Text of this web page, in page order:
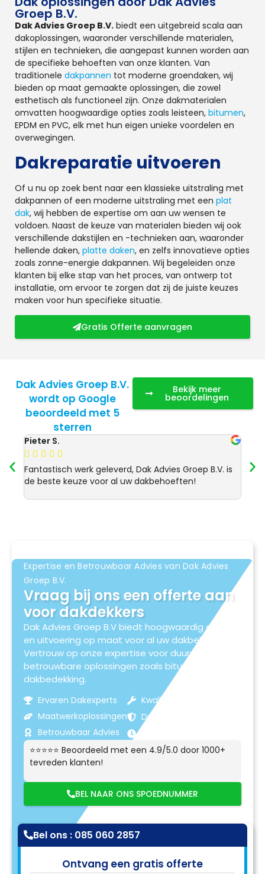
Groep B.V.
Dak Advies Groep B.V. biedt een uitgebreid scala aan
dakoplossingen, waaronder verschillende materialen,
stijlen en technieken, die aangepast kunnen worden aan
de specifieke behoeften van onze klanten. Van
traditionele dakpannen tot moderne groendaken, wij
bieden op maat gemaakte oplossingen, die zowel
esthetisch als functioneel zijn. Onze dakmaterialen
omvatten hoogwaardige opties zoals leisteen, bitumen,
EPDM en PVC, elk met hun eigen unieke voordelen en
overwegingen.
Dakreparatie uitvoeren
Of u nu op zoek bent naar een klassieke uitstraling met
dakpannen of een moderne uitstraling met een plat
dak, wij hebben de expertise om aan uw wensen te
voldoen. Naast de keuze van materialen bieden wij ook
verschillende dakstijlen en -technieken aan, waaronder
hellende daken, platte daken, en zelfs innovatieve opties
zoals zonne-energie dakpannen. Wij begeleiden onze
klanten bij elke stap van het proces, van ontwerp tot
installatie, om ervoor te zorgen dat zij de juiste keuzes
maken voor hun specifieke situatie.
Gratis Offerte aanvragen
Dak Advies Groep B.V.
wordt op Google
beoordeeld met 5
sterren
Bekijk meer
beoordelingen
Pieter S.
    
Fantastisch werk geleverd, Dak Advies Groep B.V. is
de beste keuze voor al uw dakbehoeften!
Expertise en Betrouwbaar Advies van Dak Advies
Groep B.V.
Vraag bij ons een offerte aan
voor dakdekkers
Dak Advies Groep B.V biedt hoogwaardig advies
en uitvoering op maat voor al uw dakbehoeften.
Vertrouw op onze expertise voor duurzame en
betrouwbare oplossingen zoals bitumen
dakbedekking.
Ervaren Dakexperts
Maatwerkoplossingen
Betrouwbaar Advies
Kwaliteitsmaterialen
Duurzame Resultaten
⭐⭐⭐⭐⭐ Beoordeeld met een 4.9/5.0 door 1000+
tevreden klanten!
BEL NAAR ONS SPOEDNUMMER
Bel ons : 085 060 2857
Ontvang een gratis offerte